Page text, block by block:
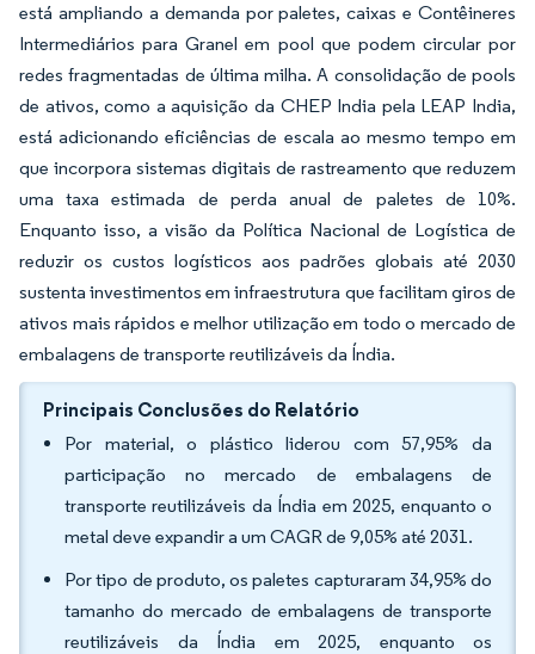
está ampliando a demanda por paletes, caixas e Contêineres
Intermediários para Granel em pool que podem circular por
redes fragmentadas de última milha. A consolidação de pools
de ativos, como a aquisição da CHEP India pela LEAP India,
está adicionando eficiências de escala ao mesmo tempo em
que incorpora sistemas digitais de rastreamento que reduzem
uma taxa estimada de perda anual de paletes de 10%.
Enquanto isso, a visão da Política Nacional de Logística de
reduzir os custos logísticos aos padrões globais até 2030
sustenta investimentos em infraestrutura que facilitam giros de
ativos mais rápidos e melhor utilização em todo o mercado de
embalagens de transporte reutilizáveis da Índia.
Principais Conclusões do Relatório
Por material, o plástico liderou com 57,95% da
participação no mercado de embalagens de
transporte reutilizáveis da Índia em 2025, enquanto o
metal deve expandir a um CAGR de 9,05% até 2031.
Por tipo de produto, os paletes capturaram 34,95% do
tamanho do mercado de embalagens de transporte
reutilizáveis da Índia em 2025, enquanto os